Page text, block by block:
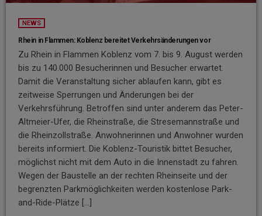
NEWS
Rhein in Flammen: Koblenz bereitet Verkehrsänderungen vor
Zu Rhein in Flammen Koblenz vom 7. bis 9. August werden
bis zu 140.000 Besucherinnen und Besucher erwartet.
Damit die Veranstaltung sicher ablaufen kann, gibt es
zeitweise Sperrungen und Änderungen bei der
Verkehrsführung. Betroffen sind unter anderem das Peter-
Altmeier-Ufer, die Rheinstraße, die Stresemannstraße und
die Rheinzollstraße. Anwohnerinnen und Anwohner wurden
bereits informiert. Die Koblenz-Touristik bittet Besucher,
möglichst nicht mit dem Auto in die Innenstadt zu fahren.
Wegen der Baustelle an der rechten Rheinseite und der
begrenzten Parkmöglichkeiten werden kostenlose Park-
and-Ride-Plätze […]